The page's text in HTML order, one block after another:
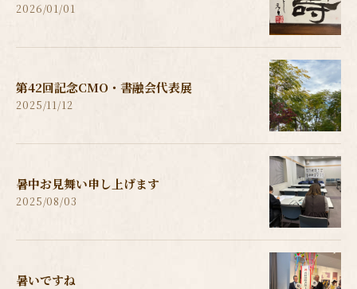
2026/01/01
第42回記念CMO・書融会代表展
2025/11/12
暑中お見舞い申し上げます
2025/08/03
暑いですね